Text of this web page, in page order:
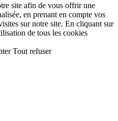
site afin de vous offrir une
en prenant en compte vos
sur notre site. En cliquant sur
de tous les cookies
Tout refuser